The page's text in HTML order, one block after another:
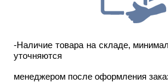
-Наличие товара на складе,
уточняются
менеджером после оформления